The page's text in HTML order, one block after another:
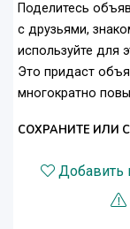
Поделитесь
с друзьями,
используйте для
Это придаст
многократно
СОХРАНИТЕ ИЛИ
Добавить